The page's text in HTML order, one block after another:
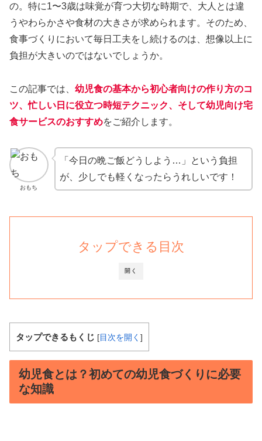
の。特に1〜3歳は味覚が育つ大切な時期で、大人とは違
うやわらかさや食材の大きさが求められます。そのため、
食事づくりにおいて毎日工夫をし続けるのは、想像以上に
負担が大きいのではないでしょうか。
この記事では、 幼児食の基本から初心者向けの作り方のコ
ツ、忙しい日に役立つ時短テクニック、そして幼児向け宅
食サービスのおすすめをご紹介します。
おもち
「今日の晩ご飯どうしよう…」という負担
が、少しでも軽くなったらうれしいです！
開く
タップできる目次
タップできるもくじ [目次を開く ]
幼児食とは？初めての幼児食づくりに必要
な知識